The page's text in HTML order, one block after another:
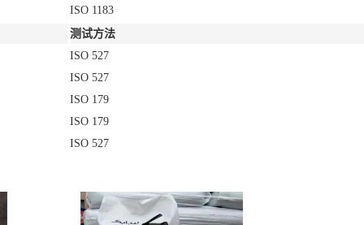
ISO 1183
测试方法
ISO 527
ISO 527
ISO 179
ISO 179
ISO 527